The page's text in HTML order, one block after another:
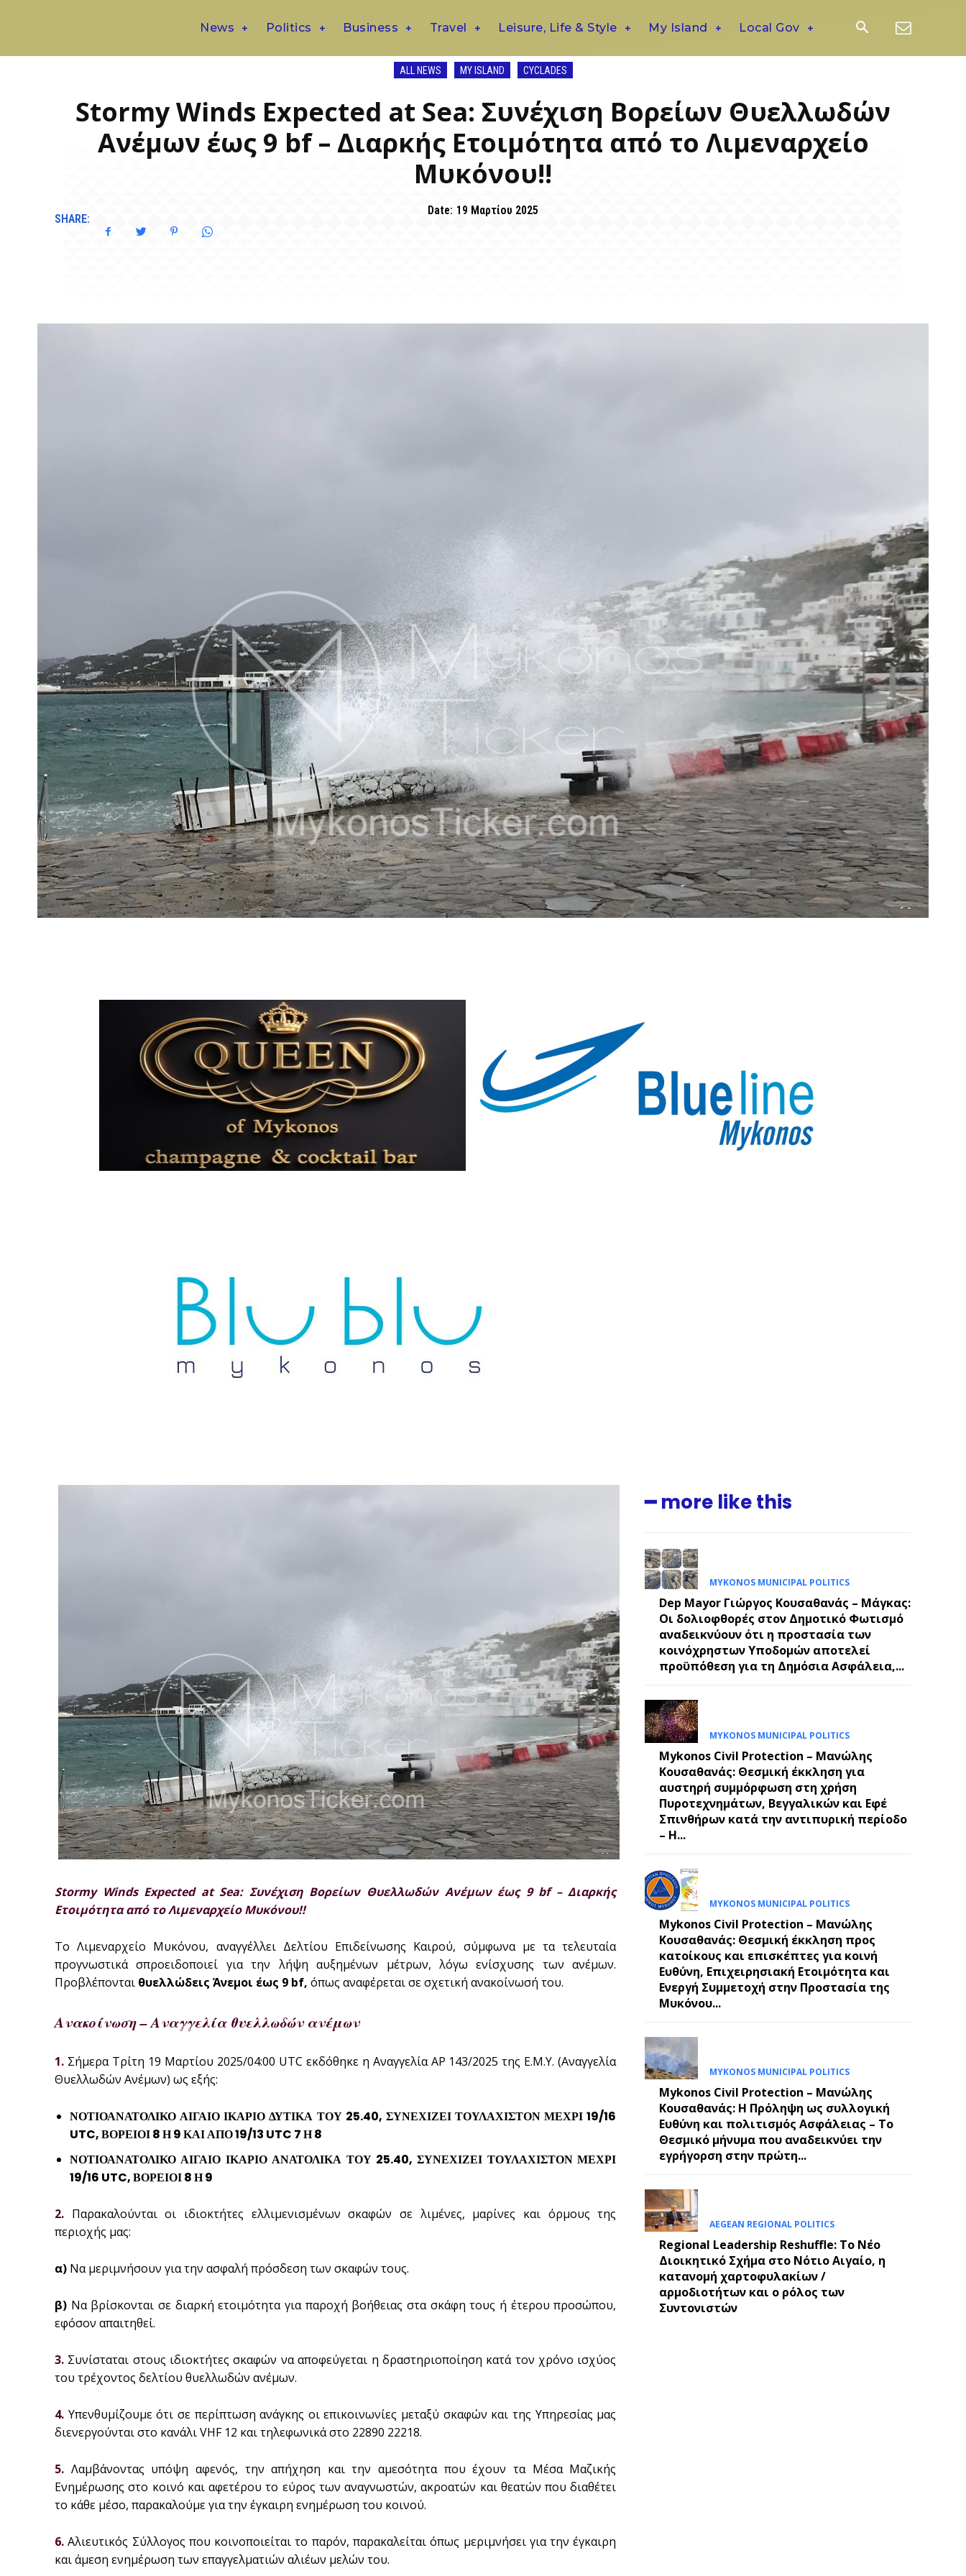
SUBSCRIBE
News Politics Business Travel Leisure, Life & Style My Island Local Gov
ALL NEWS MY ISLAND CYCLADES
Stormy Winds Expected at Sea: Συνέχιση Βορείων Θυελλωδών
Ανέμων έως 9 bf – Διαρκής Ετοιμότητα από το Λιμεναρχείο
Μυκόνου!!
Date: 19 Μαρτίου 2025
SHARE:
Stormy Winds Expected at Sea: Συνέχιση Βορείων Θυελλωδών Ανέμων έως 9 bf – Διαρκής
Ετοιμότητα από το Λιμεναρχείο Μυκόνου!!
Το Λιμεναρχείο Μυκόνου, αναγγέλλει Δελτίου Επιδείνωσης Καιρού, σύμφωνα με τα τελευταία
προγνωστικά σπροειδοποιεί για την λήψη αυξημένων μέτρων, λόγω ενίσχυσης των ανέμων.
Προβλέπονται θυελλώδεις Άνεμοι έως 9 bf, όπως αναφέρεται σε σχετική ανακοίνωσή του.
Ανακοίνωση – Αναγγελία θυελλωδών ανέμων
1. Σήμερα Τρίτη 19 Μαρτίου 2025/04:00 UTC εκδόθηκε η Αναγγελία ΑΡ 143/2025 της Ε.Μ.Υ. (Αναγγελία
Θυελλωδών Ανέμων) ως εξής:
ΝΟΤΙΟΑΝΑΤΟΛΙΚΟ ΑΙΓΑΙΟ ΙΚΑΡΙΟ ΔΥΤΙΚΑ ΤΟΥ 25.40, ΣΥΝΕΧΙΖΕΙ ΤΟΥΛΑΧΙΣΤΟΝ ΜΕΧΡΙ 19/16
UTC, ΒΟΡΕΙΟΙ 8 Η 9 ΚΑΙ ΑΠΟ 19/13 UTC 7 Η 8
ΝΟΤΙΟΑΝΑΤΟΛΙΚΟ ΑΙΓΑΙΟ ΙΚΑΡΙΟ ΑΝΑΤΟΛΙΚΑ ΤΟΥ 25.40, ΣΥΝΕΧΙΖΕΙ ΤΟΥΛΑΧΙΣΤΟΝ ΜΕΧΡΙ
19/16 UTC, ΒΟΡΕΙΟΙ 8 Η 9
2. Παρακαλούνται οι ιδιοκτήτες ελλιμενισμένων σκαφών σε λιμένες, μαρίνες και όρμους της
περιοχής μας:
α) Να μεριμνήσουν για την ασφαλή πρόσδεση των σκαφών τους.
β) Να βρίσκονται σε διαρκή ετοιμότητα για παροχή βοήθειας στα σκάφη τους ή έτερου προσώπου,
εφόσον απαιτηθεί.
3. Συνίσταται στους ιδιοκτήτες σκαφών να αποφεύγεται η δραστηριοποίηση κατά τον χρόνο ισχύος
του τρέχοντος δελτίου θυελλωδών ανέμων.
4. Υπενθυμίζουμε ότι σε περίπτωση ανάγκης οι επικοινωνίες μεταξύ σκαφών και της Υπηρεσίας μας
διενεργούνται στο κανάλι VHF 12 και τηλεφωνικά στο 22890 22218.
5. Λαμβάνοντας υπόψη αφενός, την απήχηση και την αμεσότητα που έχουν τα Μέσα Μαζικής
Ενημέρωσης στο κοινό και αφετέρου το εύρος των αναγνωστών, ακροατών και θεατών που διαθέτει
το κάθε μέσο, παρακαλούμε για την έγκαιρη ενημέρωση του κοινού.
6. Αλιευτικός Σύλλογος που κοινοποιείται το παρόν, παρακαλείται όπως μεριμνήσει για την έγκαιρη
και άμεση ενημέρωση των επαγγελματιών αλιέων μελών του.
━ more like this
MYKONOS MUNICIPAL POLITICS
Dep Mayor Γιώργος Κουσαθανάς – Μάγκας:
Οι δολιοφθορές στον Δημοτικό Φωτισμό
αναδεικνύουν ότι η προστασία των
κοινόχρηστων Υποδομών αποτελεί
προϋπόθεση για τη Δημόσια Ασφάλεια,...
MYKONOS MUNICIPAL POLITICS
Mykonos Civil Protection – Μανώλης
Κουσαθανάς: Θεσμική έκκληση για
αυστηρή συμμόρφωση στη χρήση
Πυροτεχνημάτων, Βεγγαλικών και Εφέ
Σπινθήρων κατά την αντιπυρική περίοδο
– Η...
MYKONOS MUNICIPAL POLITICS
Mykonos Civil Protection – Μανώλης
Κουσαθανάς: Θεσμική έκκληση προς
κατοίκους και επισκέπτες για κοινή
Ευθύνη, Επιχειρησιακή Ετοιμότητα και
Ενεργή Συμμετοχή στην Προστασία της
Μυκόνου...
MYKONOS MUNICIPAL POLITICS
Mykonos Civil Protection – Μανώλης
Κουσαθανάς: Η Πρόληψη ως συλλογική
Ευθύνη και πολιτισμός Ασφάλειας – Το
Θεσμικό μήνυμα που αναδεικνύει την
εγρήγορση στην πρώτη...
AEGEAN REGIONAL POLITICS
Regional Leadership Reshuffle: Το Νέο
Διοικητικό Σχήμα στο Νότιο Αιγαίο, η
κατανομή χαρτοφυλακίων /
αρμοδιοτήτων και ο ρόλος των
Συντονιστών